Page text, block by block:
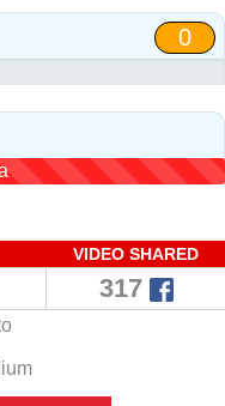
0
VIDEO SHARED
317